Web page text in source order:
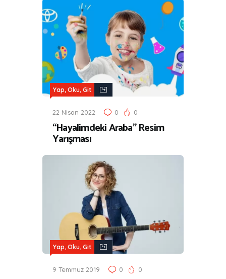
Yap, Oku, Git
22 Nisan 2022 0 0
“Hayalimdeki Araba” Resim
Yarışması
Yap, Oku, Git
9 Temmuz 2019 0 0